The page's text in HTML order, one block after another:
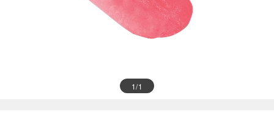
1/1